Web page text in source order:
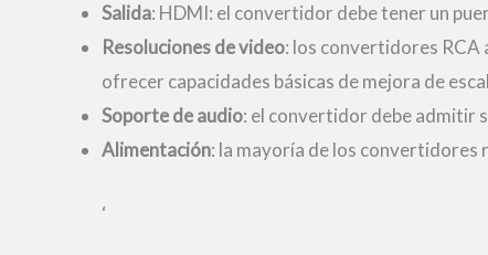
Salida: HDMI: el convertidor debe tener un
Resoluciones de video: los convertidores
ofrecer capacidades básicas de mejora de
Soporte de audio: el convertidor debe admitir
Alimentación: la mayoría de los convertidores
‘